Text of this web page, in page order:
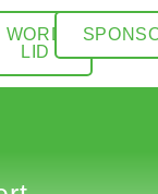
WORD
LID